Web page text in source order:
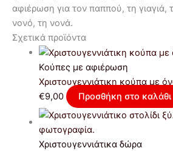
αφιέρωση για τον παππού, τη γιαγιά,
νονό, τη νονά.
Σχετικά προϊόντα
Κούπες με αφιέρωση
Xριστουγεννιάτικη κούπα με
€9,00 Προσθήκη στο καλάθι
Χριστουγεννιάτικα δώρα